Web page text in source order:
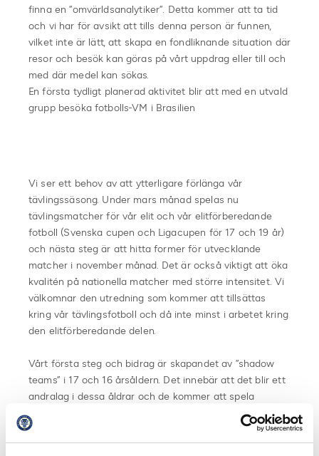
finna en ”omvärldsanalytiker”. Detta kommer att ta tid
och vi har för avsikt att tills denna person är funnen,
vilket inte är lätt, att skapa en fondliknande situation där
resor och besök kan göras på vårt uppdrag eller till och
med där medel kan sökas.
En första tydligt planerad aktivitet blir att med en utvald
grupp besöka fotbolls-VM i Brasilien
Vi ser ett behov av att ytterligare förlänga vår
tävlingssäsong. Under mars månad spelas nu
tävlingsmatcher för vår elit och vår elitförberedande
fotboll (Svenska cupen och Ligacupen för 17 och 19 år)
och nästa steg är att hitta former för utvecklande
matcher i november månad. Det är också viktigt att öka
kvalitén på nationella matcher med större intensitet. Vi
välkomnar den utredning som kommer att tillsättas
kring vår tävlingsfotboll och då inte minst i arbetet kring
den elitförberedande delen.
Vårt första steg och bidrag är skapandet av ”shadow
teams” i 17 och 16 årsåldern. Det innebär att det blir ett
andralag i dessa åldrar och de kommer att spela
landskamper mot Belgien i april och maj. Belgien har på
senare tid uppmärksammats för sin förmåga att få fram
starka spelare och de menar att en viktig pusselbit i